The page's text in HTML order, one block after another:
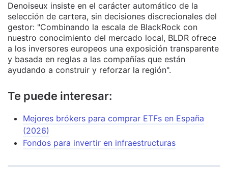
Denoiseux insiste en el carácter automático de la
selección de cartera, sin decisiones discrecionales del
gestor: "Combinando la escala de BlackRock con
nuestro conocimiento del mercado local, BLDR ofrece
a los inversores europeos una exposición transparente
y basada en reglas a las compañías que están
ayudando a construir y reforzar la región".
Te puede interesar:
Mejores brókers para comprar ETFs en España
(2026)
Fondos para invertir en infraestructuras